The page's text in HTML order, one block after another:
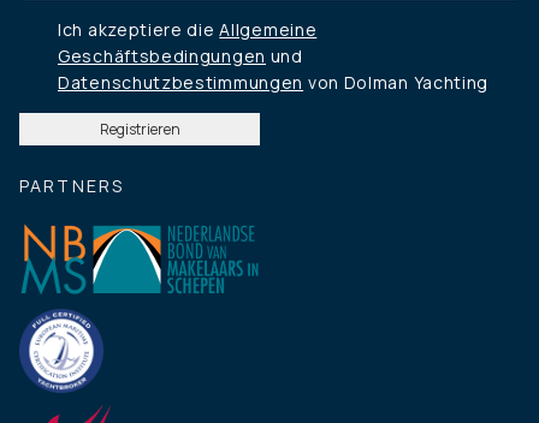
Ich akzeptiere dieAllgemeine
Geschäftsbedingungen und
Datenschutzbestimmungen von Dolman Yachting
PARTNERS